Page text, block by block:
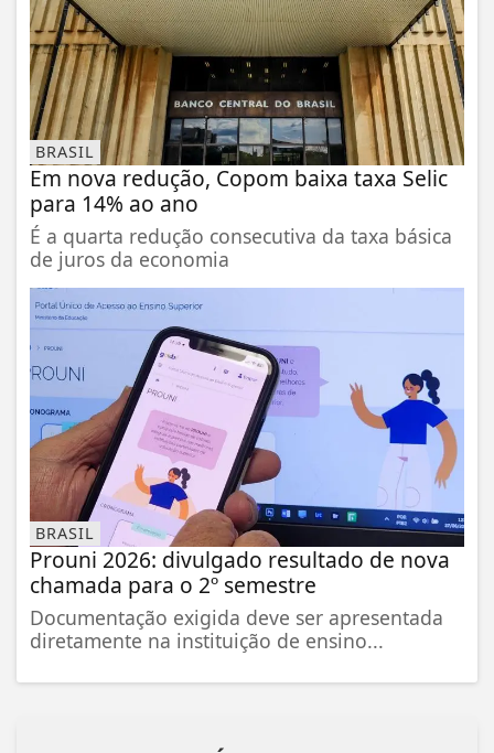
BRASIL
Em nova redução, Copom baixa taxa Selic
para 14% ao ano
É a quarta redução consecutiva da taxa básica
de juros da economia
BRASIL
Prouni 2026: divulgado resultado de nova
chamada para o 2º semestre
Documentação exigida deve ser apresentada
diretamente na instituição de ensino...